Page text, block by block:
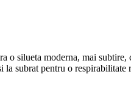
o silueta moderna, mai
subrat pentru o respirabilitate